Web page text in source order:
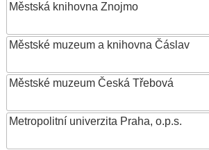
Městská knihovna Znojmo
Městské muzeum a knihovna Čáslav
Městské muzeum Česká Třebová
Metropolitní univerzita Praha, o.p.s.